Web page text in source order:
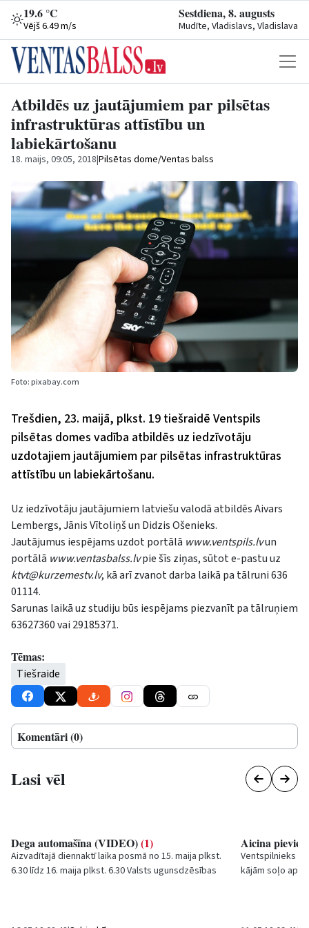
19.6 °C
Vējš 6.49 m/s
Sestdiena, 8. augusts
Mudīte, Vladislavs, Vladislava
Atbildēs uz jautājumiem par pilsētas
infrastruktūras attīstību un
labiekārtošanu
18. maijs, 09:05, 2018|Pilsētas dome/Ventas balss
Foto: pixabay.com
Trešdien, 23. maijā, plkst. 19 tiešraidē Ventspils
pilsētas domes vadība atbildēs uz iedzīvotāju
uzdotajiem jautājumiem par pilsētas infrastruktūras
attīstību un labiekārtošanu.
Uz iedzīvotāju jautājumiem latviešu valodā atbildēs Aivars
Lembergs, Jānis Vītoliņš un Didzis Ošenieks.
Jautājumus iespējams uzdot portālā www.ventspils.lvun
portālā www.ventasbalss.lvpie šīs ziņas, sūtot e-pastu uz
ktvt@kurzemestv.lv, kā arī zvanot darba laikā pa tālruni 636
01114.
Sarunas laikā uz studiju būs iespējams piezvanīt pa tālruņiem
63627360 vai 29185371.
Tēmas:
Tiešraide
Komentāri (0)
Lasi vēl
Dega automašīna (VIDEO)(1)
Aizvadītajā diennaktī laika posmā no 15. maija plkst.
6.30 līdz 16. maija plkst. 6.30 Valsts ugunsdzēsības
Aicina
Ventspilnieks
kājām soļo